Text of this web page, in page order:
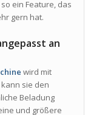
ein Feature, das
gern hat.
an
wird mit
sie den
Beladung
und größere